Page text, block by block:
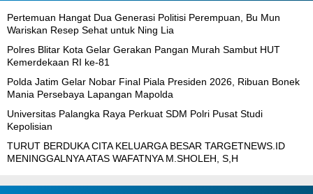
Pertemuan Hangat Dua Generasi Politisi Perempuan, Bu Mun
Wariskan Resep Sehat untuk Ning Lia
Polres Blitar Kota Gelar Gerakan Pangan Murah Sambut HUT
Kemerdekaan RI ke-81
Polda Jatim Gelar Nobar Final Piala Presiden 2026, Ribuan Bonek
Mania Persebaya Lapangan Mapolda
Universitas Palangka Raya Perkuat SDM Polri Pusat Studi
Kepolisian
TURUT BERDUKA CITA KELUARGA BESAR TARGETNEWS.ID
MENINGGALNYA ATAS WAFATNYA M.SHOLEH, S,H